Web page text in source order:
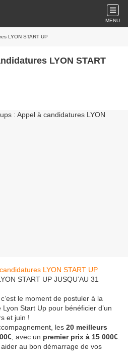
MENU
LYON START UP
LYON START
START UP JUSQU’AU 31
le moment de postuler à la
Start Up pour bénéficier d’un
et juin !
les 20 meilleurs
, avec un premier prix à 15 000€
au bon démarrage de vos